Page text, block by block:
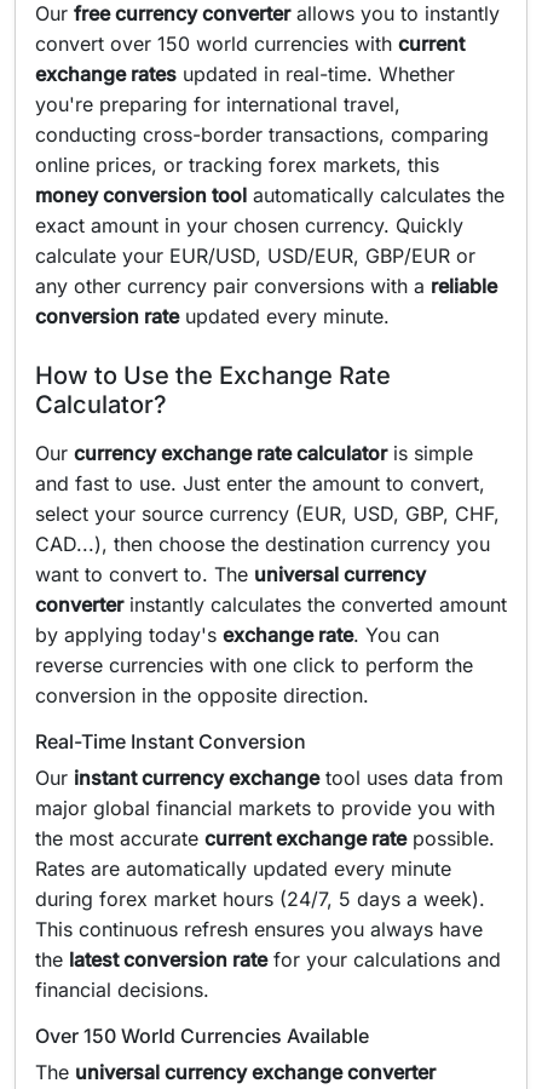
Our free currency converterallows you to instantly
convert over 150 world currencies with current
exchange rates updated in real-time. Whether
you're preparing for international travel,
conducting cross-border transactions, comparing
online prices, or tracking forex markets, this
money conversion tool automatically calculates the
exact amount in your chosen currency. Quickly
calculate your EUR/USD, USD/EUR, GBP/EUR or
any other currency pair conversions with a reliable
conversion rateupdated every minute.
How to Use the Exchange Rate
Calculator?
Our currency exchange rate calculatoris simple
and fast to use. Just enter the amount to convert,
select your source currency (EUR, USD, GBP, CHF,
CAD...), then choose the destination currency you
want to convert to. The universal currency
converterinstantly calculates the converted amount
by applying today's exchange rate. You can
reverse currencies with one click to perform the
conversion in the opposite direction.
Real-Time Instant Conversion
Our instant currency exchangetool uses data from
major global financial markets to provide you with
the most accurate current exchange ratepossible.
Rates are automatically updated every minute
during forex market hours (24/7, 5 days a week).
This continuous refresh ensures you always have
the latest conversion ratefor your calculations and
financial decisions.
Over 150 World Currencies Available
The universal currency exchange converter